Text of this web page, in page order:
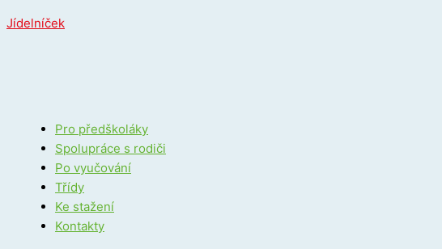
Jídelníček
Pro předškoláky
Spolupráce s rodiči
Po vyučování
Třídy
Ke stažení
Kontakty